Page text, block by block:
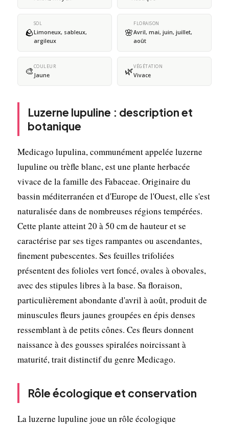
🪨
SOL
Limoneux, sableux,
argileux
🌸
FLORAISON
Avril, mai, juin, juillet,
août
🎨COULEUR
Jaune 🌿VÉGÉTATION
Vivace
Luzerne lupuline : description et
botanique
Medicago lupulina, communément appelée luzerne
lupuline ou trèfle blanc, est une plante herbacée
vivace de la famille des Fabaceae. Originaire du
bassin méditerranéen et d'Europe de l'Ouest, elle s'est
naturalisée dans de nombreuses régions tempérées.
Cette plante atteint 20 à 50 cm de hauteur et se
caractérise par ses tiges rampantes ou ascendantes,
finement pubescentes. Ses feuilles trifoliées
présentent des folioles vert foncé, ovales à obovales,
avec des stipules libres à la base. Sa floraison,
particulièrement abondante d'avril à août, produit de
minuscules fleurs jaunes groupées en épis denses
ressemblant à de petits cônes. Ces fleurs donnent
naissance à des gousses spiralées noircissant à
maturité, trait distinctif du genre Medicago.
Rôle écologique et conservation
La luzerne lupuline joue un rôle écologique